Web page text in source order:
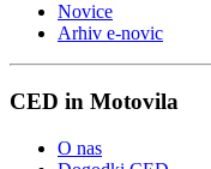
Novice
Arhiv e-novic
CED in Motovila
O nas